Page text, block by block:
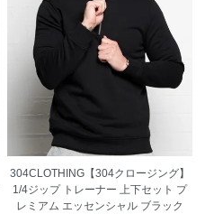
304CLOTHING【304クロージング】
1/4ジップ トレーナー 上下セット プ
レミアム エッセンシャル ブラック